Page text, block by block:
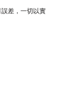
差，一切以實